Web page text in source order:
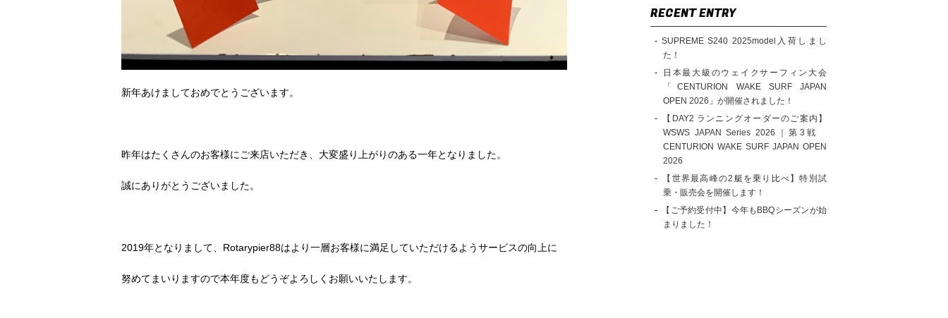
新年あけましておめでとうございます。
昨年はたくさんのお客様にご来店いただき、大変盛り上がりのある一年となりました。
誠にありがとうございました。
2019年となりまして、Rotarypier88はより一層お客様に満足していただけるようサービスの向上に
努めてまいりますので本年度もどうぞよろしくお願いいたします。
RECENT ENTRY
SUPREME S240 2025model入荷しまし
た！
日本最大級のウェイクサーフィン大会
「CENTURION WAKE SURF JAPAN
OPEN 2026」が開催されました！
【DAY2 ランニングオーダーのご案内】
WSWS JAPAN Series 2026｜第3戦
CENTURION WAKE SURF JAPAN OPEN
2026
【世界最高峰の2艇を乗り比べ】特別試
乗・販売会を開催します！
【ご予約受付中】今年もBBQシーズンが始
まりました！